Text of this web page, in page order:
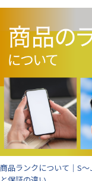
商品ランクについて｜S